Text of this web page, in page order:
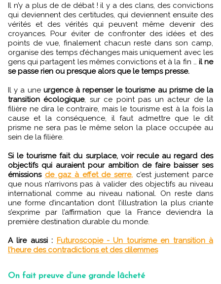
Il n’y a plus de de débat ! il y a des clans, des convictions
qui deviennent des certitudes, qui deviennent ensuite des
vérités et des vérités qui peuvent même devenir des
croyances. Pour éviter de confronter des idées et des
points de vue, finalement chacun reste dans son camp,
organise des temps d’échanges mais uniquement avec les
gens qui partagent les mêmes convictions et à la fin … il ne
se passe rien ou presque alors que le temps presse.
Il y a une urgence à repenser le tourisme au prisme de la
transition écologique, sur ce point pas un acteur de la
filière ne dira le contraire, mais le tourisme est à la fois la
cause et la conséquence, il faut admettre que le dit
prisme ne sera pas le même selon la place occupée au
sein de la filière.
Si le tourisme fait du surplace, voir recule au regard des
objectifs qui auraient pour ambition de faire baisser ses
émissions de gaz à effet de serre, c’est justement parce
que nous n’arrivons pas à valider des objectifs au niveau
international comme au niveau national. On reste dans
une forme d’incantation dont l’illustration la plus criante
s’exprime par l’affirmation que la France deviendra la
première destination durable du monde.
A lire aussi : Futuroscopie - Un tourisme en transition à
l’heure des contradictions et des dilemmes
On fait preuve d’une grande lâcheté